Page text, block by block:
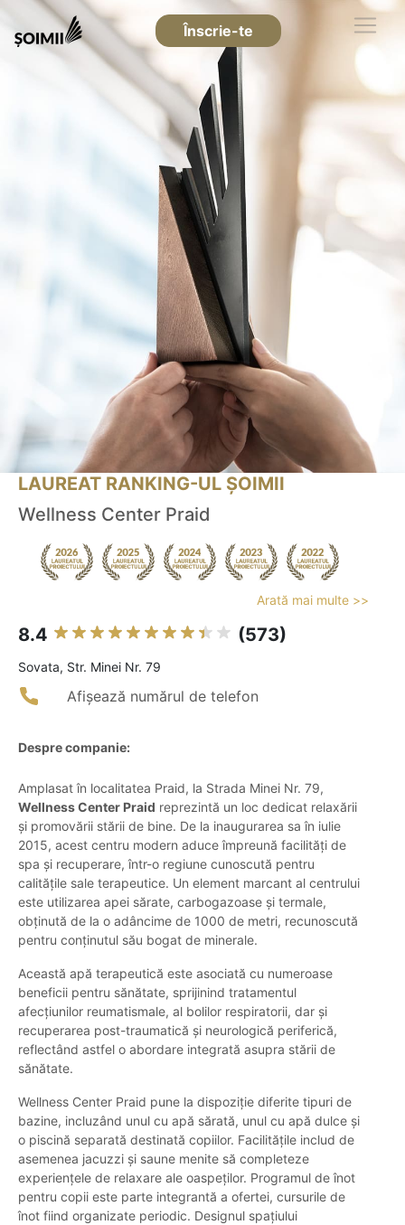
Înscrie-te
LAUREAT RANKING-UL ȘOIMII
Wellness Center Praid
Arată mai multe >>
8.4 (573)
Sovata, Str. Minei Nr. 79
Afișează numărul de telefon
Despre companie:
Amplasat în localitatea Praid, la Strada Minei Nr. 79,
Wellness Center Praid reprezintă un loc dedicat relaxării
și promovării stării de bine. De la inaugurarea sa în iulie
2015, acest centru modern aduce împreună facilități de
spa și recuperare, într-o regiune cunoscută pentru
calitățile sale terapeutice. Un element marcant al centrului
este utilizarea apei sărate, carbogazoase și termale,
obținută de la o adâncime de 1000 de metri, recunoscută
pentru conținutul său bogat de minerale.
Această apă terapeutică este asociată cu numeroase
beneficii pentru sănătate, sprijinind tratamentul
afecțiunilor reumatismale, al bolilor respiratorii, dar și
recuperarea post-traumatică și neurologică periferică,
reflectând astfel o abordare integrată asupra stării de
sănătate.
Wellness Center Praid pune la dispoziție diferite tipuri de
bazine, incluzând unul cu apă sărată, unul cu apă dulce și
o piscină separată destinată copiilor. Facilitățile includ de
asemenea jacuzzi și saune menite să completeze
experiențele de relaxare ale oaspeților. Programul de înot
pentru copii este parte integrantă a ofertei, cursurile de
înot fiind organizate periodic. Designul spațiului